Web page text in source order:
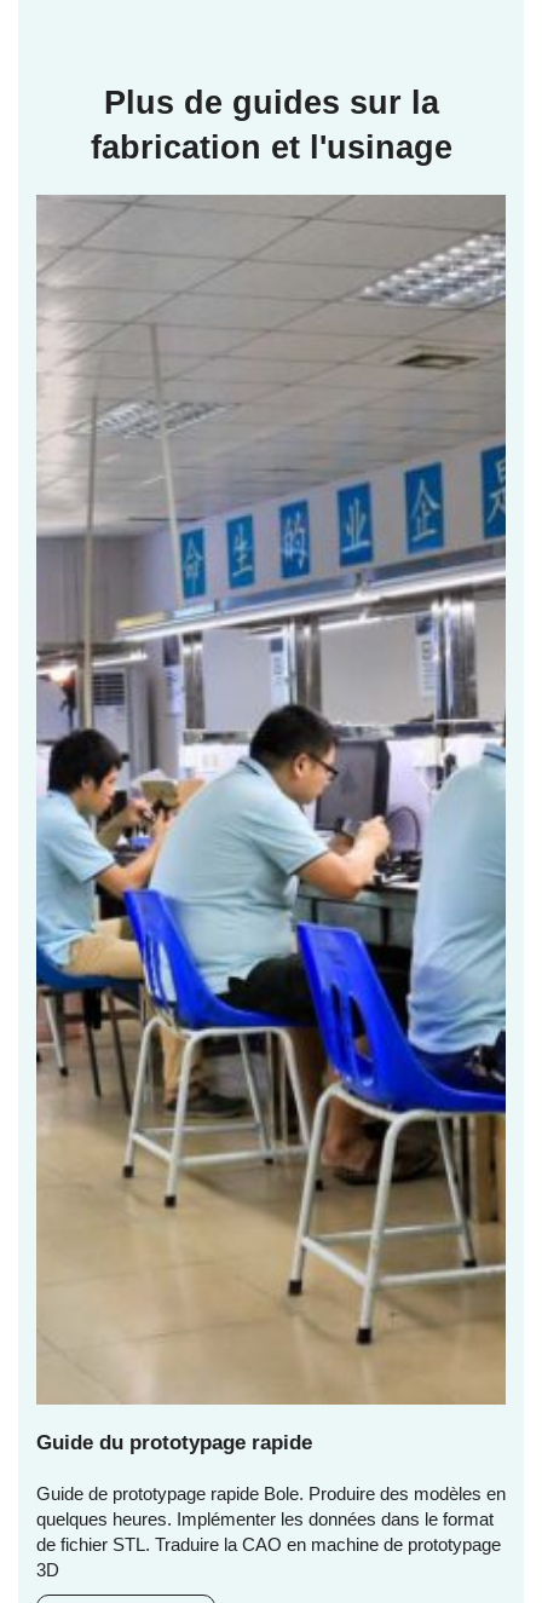
Plus de guides sur la
fabrication et l'usinage
Guide du prototypage rapide
Guide de prototypage rapide Bole. Produire des modèles en
quelques heures. Implémenter les données dans le format
de fichier STL. Traduire la CAO en machine de prototypage
3D